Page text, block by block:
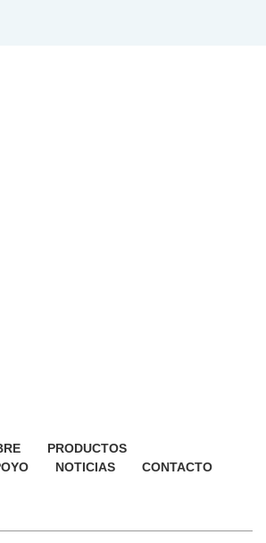
PRODUCTOS
NOTICIAS CONTACTO